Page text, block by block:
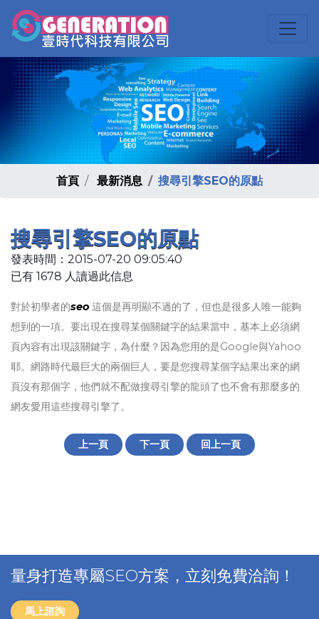
首頁 最新消息 搜尋引擎SEO的原點
搜尋引擎SEO的原點
發表時間：2015-07-20 09:05:40
已有 1678 人讀過此信息
對於初學者的seo 這個是再明顯不過的了，但也是很多人唯一能夠
想到的一項。要出現在搜尋某個關鍵字的結果當中，基本上必須網
頁內容有出現該關鍵字，為什麼？因為您用的是Google與Yahoo
耶。網路時代最巨大的兩個巨人，要是您搜尋某個字結果出來的網
頁沒有那個字，他們就不配做搜尋引擎的龍頭了也不會有那麼多的
網友愛用這些搜尋引擎了。
上一頁 下一頁 回上一頁
量身打造專屬SEO方案，立刻免費洽詢！
馬上諮詢